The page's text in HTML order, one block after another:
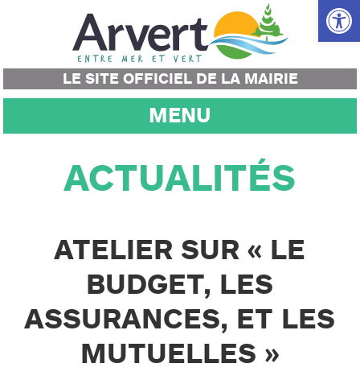
Ouvrir
LE SITE OFFICIEL DE LA MAIRIE
MENU
ACTUALITÉS
ATELIER SUR « LE
BUDGET, LES
ASSURANCES, ET LES
MUTUELLES »